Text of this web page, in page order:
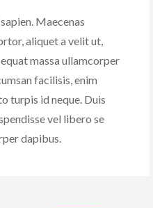
Maecenas
aliquet a velit ut,
massa ullamcorper
facilisis, enim
turpis id neque. Duis
vel libero se
dapibus.